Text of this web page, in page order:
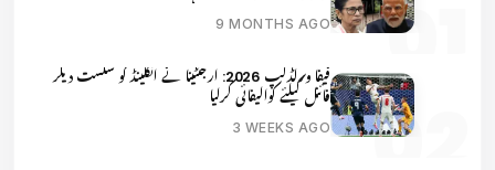
9 MONTHS AGO
فیفا ورلڈکپ 2026: ارجنٹینا نے انگلینڈ کو شکست دیکر
فائنل کیلئے کوالیفائی کرلیا
3 WEEKS AGO